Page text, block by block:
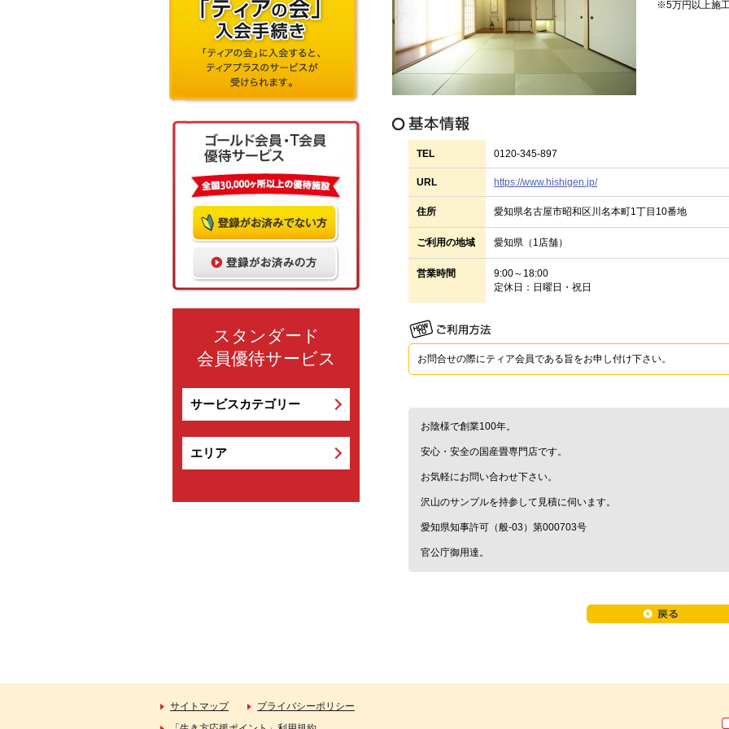
※5万円以上施工
TEL 0120-345-897
URL https://www.hishigen.jp/
住所 愛知県名古屋市昭和区川名本町1丁目10番地
ご利用の地域 愛知県（1店舗）
営業時間
9:00～18:00
定休日：日曜日・祝日
お問合せの際にティア会員である旨をお申し付け下さい。
お陰様で創業100年。
安心・安全の国産畳専門店です。
お気軽にお問い合わせ下さい。
沢山のサンプルを持参して見積に伺います。
愛知県知事許可（般-03）第000703号
官公庁御用達。
スタンダード
会員優待サービス
サービスカテゴリー
エリア
サイトマップ
プライバシーポリシー